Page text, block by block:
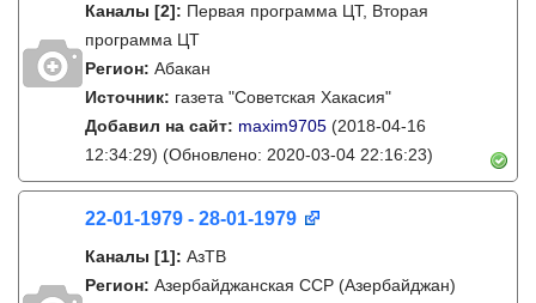
Каналы [2]: Первая программа ЦТ, Вторая
программа ЦТ
Регион: Абакан
Источник: газета "Советская Хакасия"
Добавил на сайт: maxim9705 (2018-04-16
12:34:29) (Обновлено: 2020-03-04 22:16:23)
22-01-1979 - 28-01-1979
Каналы [1]: АзТВ
Регион: Азербайджанская ССР (Азербайджан)